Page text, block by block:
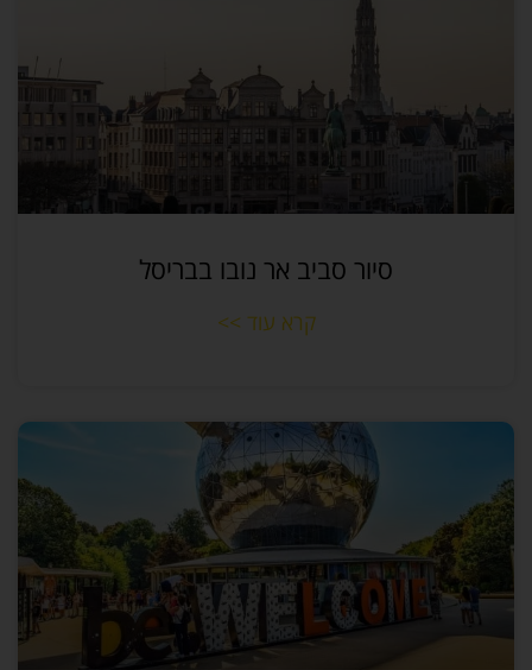
סיור סביב אר נובו בבריסל
קרא עוד >>